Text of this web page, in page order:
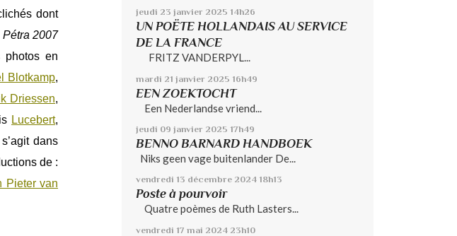
dont
Pétra 2007
photos en
Blotkamp,
Driessen,
Lucebert,
dans
de :
Pieter van
jeudi 23 janvier 2025 14h26
UN POËTE HOLLANDAIS AU SERVICE
DE LA FRANCE
FRITZ VANDERPYL...
mardi 21 janvier 2025 16h49
EEN ZOEKTOCHT
Een Nederlandse vriend...
jeudi 09 janvier 2025 17h49
BENNO BARNARD HANDBOEK
Niks geen vage buitenlander De...
vendredi 13 décembre 2024 18h13
Poste à pourvoir
Quatre poèmes de Ruth Lasters...
vendredi 17 mai 2024 23h10